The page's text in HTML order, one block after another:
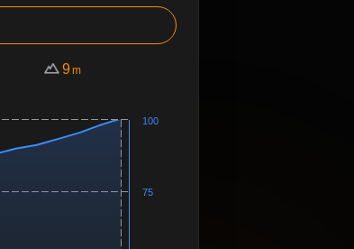
9m
75
100